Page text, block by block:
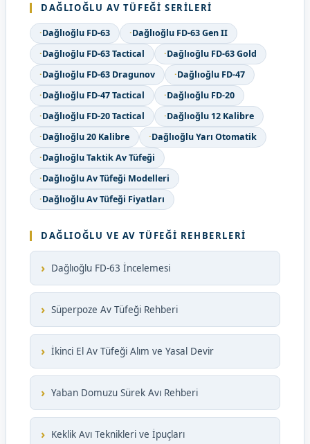
DAĞLIOĞLU AV TÜFEĞI SERILERI
·Dağlıoğlu FD-63 ·Dağlıoğlu FD-63 Gen II
·Dağlıoğlu FD-63 Tactical ·Dağlıoğlu FD-63 Gold
·Dağlıoğlu FD-63 Dragunov ·Dağlıoğlu FD-47
·Dağlıoğlu FD-47 Tactical ·Dağlıoğlu FD-20
·Dağlıoğlu FD-20 Tactical ·Dağlıoğlu 12 Kalibre
·Dağlıoğlu 20 Kalibre ·Dağlıoğlu Yarı Otomatik
·Dağlıoğlu Taktik Av Tüfeği
·Dağlıoğlu Av Tüfeği Modelleri
·Dağlıoğlu Av Tüfeği Fiyatları
DAĞLIOĞLU VE AV TÜFEĞI REHBERLERI
› Dağlıoğlu FD-63 İncelemesi
› Süperpoze Av Tüfeği Rehberi
› İkinci El Av Tüfeği Alım ve Yasal Devir
› Yaban Domuzu Sürek Avı Rehberi
› Keklik Avı Teknikleri ve İpuçları